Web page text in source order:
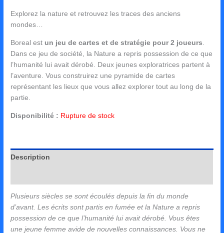
Explorez la nature et retrouvez les traces des anciens
mondes…
Boreal est un jeu de cartes et de stratégie pour 2 joueurs.
Dans ce jeu de société, la Nature a repris possession de ce que
l’humanité lui avait dérobé. Deux jeunes exploratrices partent à
l’aventure. Vous construirez une pyramide de cartes
représentant les lieux que vous allez explorer tout au long de la
partie.
Disponibilité : Rupture de stock
Description
Plusieurs siècles se sont écoulés depuis la fin du monde
d’avant. Les écrits sont partis en fumée et la Nature a repris
possession de ce que l’humanité lui avait dérobé. Vous êtes
une jeune femme avide de nouvelles connaissances. Vous ne